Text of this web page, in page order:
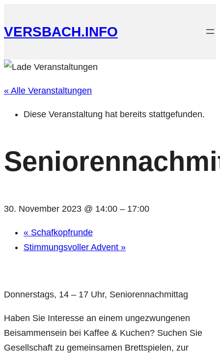
VERSBACH.INFO
« Alle Veranstaltungen
Diese Veranstaltung hat bereits stattgefunden.
30. November 2023 @ 14:00 – 17:00
« Schafkopfrunde
Stimmungsvoller Advent »
Donnerstags, 14 – 17 Uhr, Seniorennachmittag
Haben Sie Interesse an einem ungezwungenen
Beisammensein bei Kaffee & Kuchen? Suchen Sie
Gesellschaft zu gemeinsamen Brettspielen, zur